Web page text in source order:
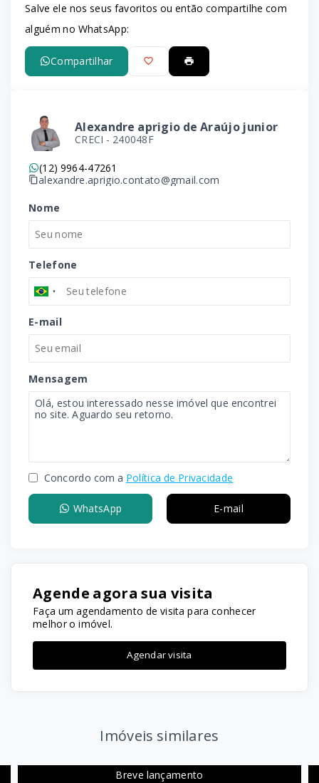
Salve ele nos seus favoritos ou então compartilhe com
alguém no WhatsApp:
Compartilhar
Alexandre aprigio de Araújo junior
CRECI - 240048F
(12) 9964-47261
alexandre.aprigio.contato@gmail.com
Nome
Telefone
E-mail
Mensagem
Concordo com a Política de Privacidade
WhatsApp E-mail
Agende agora sua visita
Faça um agendamento de visita para conhecer
melhor o imóvel.
Agendar visita
Imóveis similares
Breve lançamento